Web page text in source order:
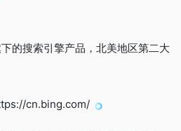
的搜索引擎产品，北美地区第二大
cn.bing.com/